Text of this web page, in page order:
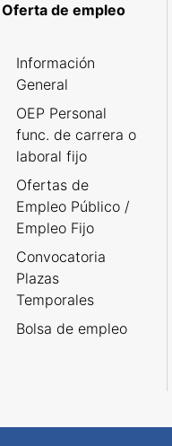
Oferta de empleo
Información
General
OEP Personal
func. de carrera o
laboral fijo
Ofertas de
Empleo Público /
Empleo Fijo
Convocatoria
Plazas
Temporales
Bolsa de empleo